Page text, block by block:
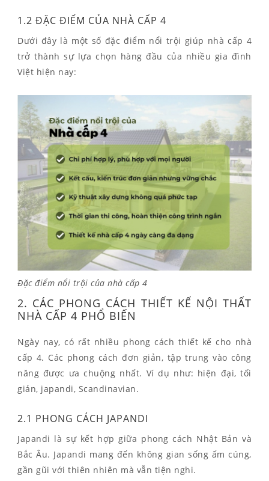
1.2 ĐẶC ĐIỂM CỦA NHÀ CẤP 4
Dưới đây là một số đặc điểm nổi trội giúp nhà cấp 4
trở thành sự lựa chọn hàng đầu của nhiều gia đình
Việt hiện nay:
Đặc điểm nổi trội của nhà cấp 4
2. CÁC PHONG CÁCH THIẾT KẾ NỘI THẤT
NHÀ CẤP 4 PHỔ BIẾN
Ngày nay, có rất nhiều phong cách thiết kế cho nhà
cấp 4. Các phong cách đơn giản, tập trung vào công
năng được ưa chuộng nhất. Ví dụ như: hiện đại, tối
giản, japandi, Scandinavian.
2.1 PHONG CÁCH JAPANDI
Japandi là sự kết hợp giữa phong cách Nhật Bản và
Bắc Âu. Japandi mang đến không gian sống ấm cúng,
gần gũi với thiên nhiên mà vẫn tiện nghi.